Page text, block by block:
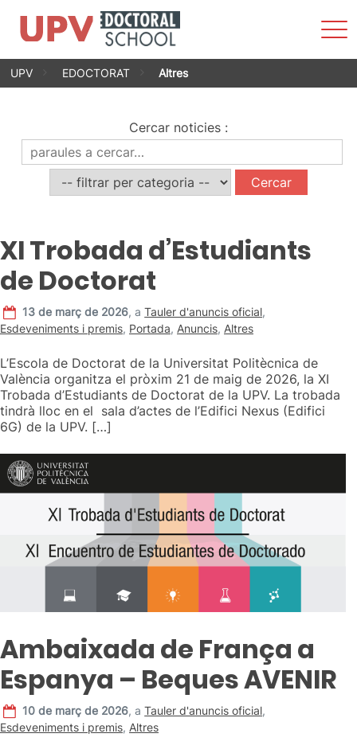
VésUPV EDOCTORAT Altres
Cercar noticies :
XI Trobada d’Estudiants
de Doctorat
13 de març de 2026,aTauler d'anuncis oficial,
Esdeveniments i premis, Portada, Anuncis, Altres
L’Escola de Doctorat de la Universitat Politècnica de
València organitza el pròxim 21 de maig de 2026, la XI
Trobada d’Estudiants de Doctorat de la UPV. La trobada
tindrà lloc en el sala d’actes de l’Edifici Nexus (Edifici
6G) de la UPV. […]
Ambaixada de França a
Espanya – Beques AVENIR
10 de març de 2026,aTauler d'anuncis oficial,
Esdeveniments i premis, Altres